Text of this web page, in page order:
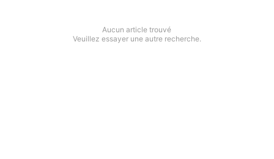
Aucun article trouvé
Veuillez essayer une autre recherche.